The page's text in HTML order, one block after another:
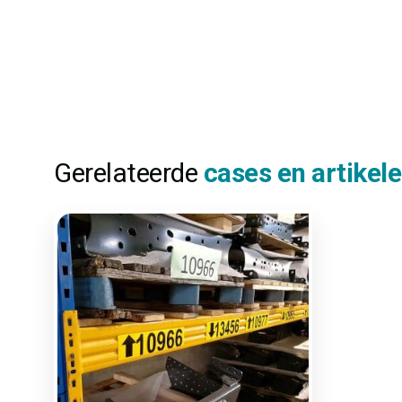
Gerelateerde cases en